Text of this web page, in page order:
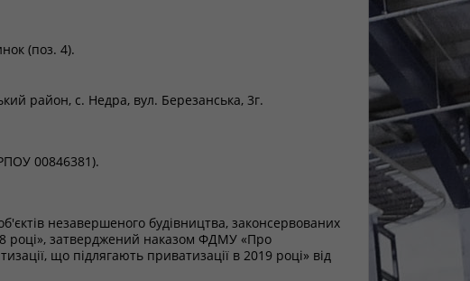
(поз. 4).
район, с. Недра, вул. Березанська, 3г.
00846381).
незавершеного будівництва, законсервованих
році», затверджений наказом ФДМУ «Про
що підлягають приватизації в 2019 році» від